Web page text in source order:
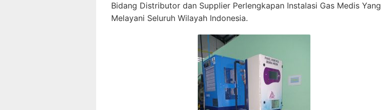
Bidang Distributor dan Supplier Perlengkapan Instalasi Gas Medis Yang
Melayani Seluruh Wilayah Indonesia.